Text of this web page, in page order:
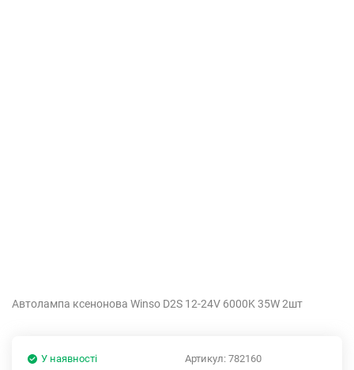
Автолампа ксенонова Winso D2S 12-24V 6000K 35W 2шт
Артикул: 782160
У наявності